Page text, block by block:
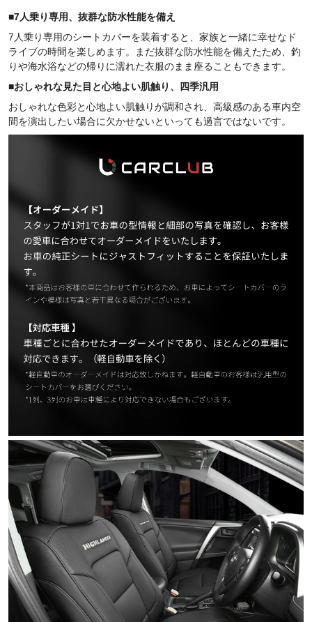
■7人乗り専用、抜群な防水性能を備え
7人乗り専用のシートカバーを装着すると、家族と一緒に幸せなド
ライブの時間を楽しめます。まだ抜群な防水性能を備えたため、釣
りや海水浴などの帰りに濡れた衣服のまま座ることもできます。
■おしゃれな見た目と心地よい肌触り、四季汎用
おしゃれな色彩と心地よい肌触りが調和され、高級感のある車内空
間を演出したい場合に欠かせないといっても過言ではないです。